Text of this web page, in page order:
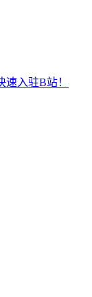
入驻B站！